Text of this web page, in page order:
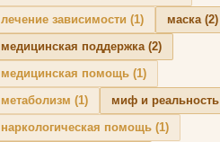
лечение зависимости (1) маска(2)
медицинская поддержка(2)
медицинская помощь (1)
метаболизм (1) миф и реальность
наркологическая помощь (1)